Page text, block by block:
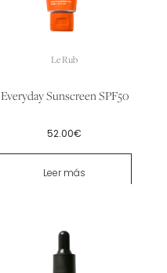
Le Rub
Everyday Sunscreen SPF50
52.00€
Leer más